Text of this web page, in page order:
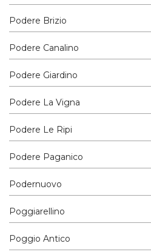
Podere Brizio
Podere Canalino
Podere Giardino
Podere La Vigna
Podere Le Ripi
Podere Paganico
Podernuovo
Poggiarellino
Poggio Antico